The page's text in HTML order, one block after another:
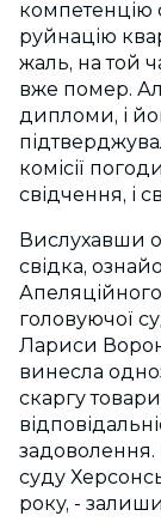
компетенцію
руйнацію
жаль, на той
вже помер.
дипломи, і
комісії
свідчення, і
Вислухавши
свідка,
Апеляційного
головуючої
Лариси
винесла
скаргу
задоволення.
суду
року, -